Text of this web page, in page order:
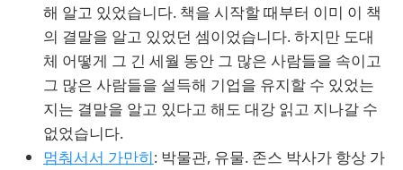
해 알고 있었습니다. 책을 시작할 때부터 이미 이 책
의 결말을 알고 있었던 셈이었습니다. 하지만 도대
체 어떻게 그 긴 세월 동안 그 많은 사람들을 속이고
그 많은 사람들을 설득해 기업을 유지할 수 있었는
지는 결말을 알고 있다고 해도 대강 읽고 지나갈 수
없었습니다.
멈춰서서 가만히: 박물관, 유물. 존스 박사가 항상 가